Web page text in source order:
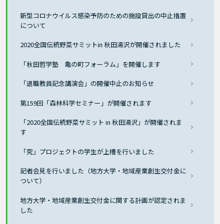
新型コロナウイルス感染予防のための施設貸出の中止措置
について
2020全国伝統野菜サミットin 秋田湯沢が開催されました
「秋田哲学塾 亀の町フォーラム」を開催します
「退職教員記念講演会」の開催中止のお知らせ
第159回「森林科学セミナー」が開催されます
「2020全国伝統野菜サミット in 秋田湯沢」が開催されま
す
「究」プロジェクトの学生が上槽を行いました
記者会見を行いました（地方大学・地域産業創生交付金に
ついて）
地方大学・地域産業創生交付金に関する計画が認定されま
した